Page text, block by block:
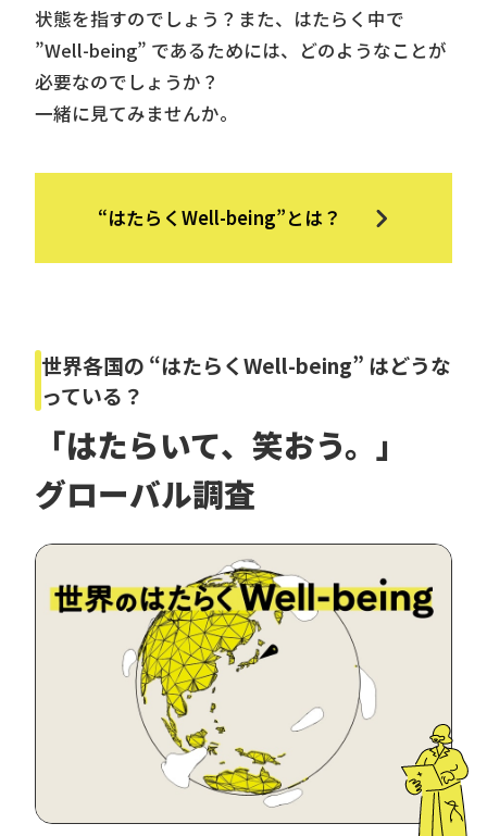
状態を指すのでしょう？また、はたらく中で
”Well-being” であるためには、どのようなことが
必要なのでしょうか？
一緒に見てみませんか。
“はたらくWell-being”とは？
世界各国の “はたらくWell-being” はどうな
っている？
「はたらいて、笑おう。」
グローバル調査